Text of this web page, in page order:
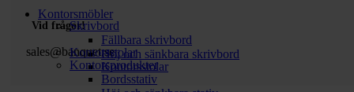
Vid frågor!
sales@banquet.se
Kontorsmöbler
Skrivbord
Fällbara skrivbord
Höj och sänkbara skrivbord
Kontorsstolar
Kontorsstolar
Kontorsprodukter
Bordsstativ